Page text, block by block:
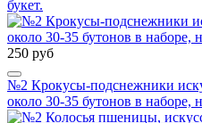
букет.
250 руб
№2 Крокусы-подснежники
около 30-35 бутонов в наборе,